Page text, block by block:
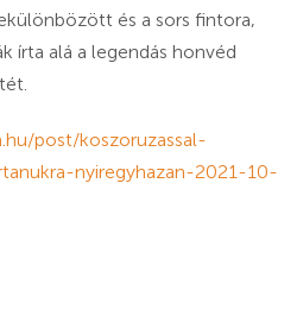
és a sors fintora,
írta alá a legendás honvéd
post/koszoruzassal-
nyiregyhazan-2021-10-